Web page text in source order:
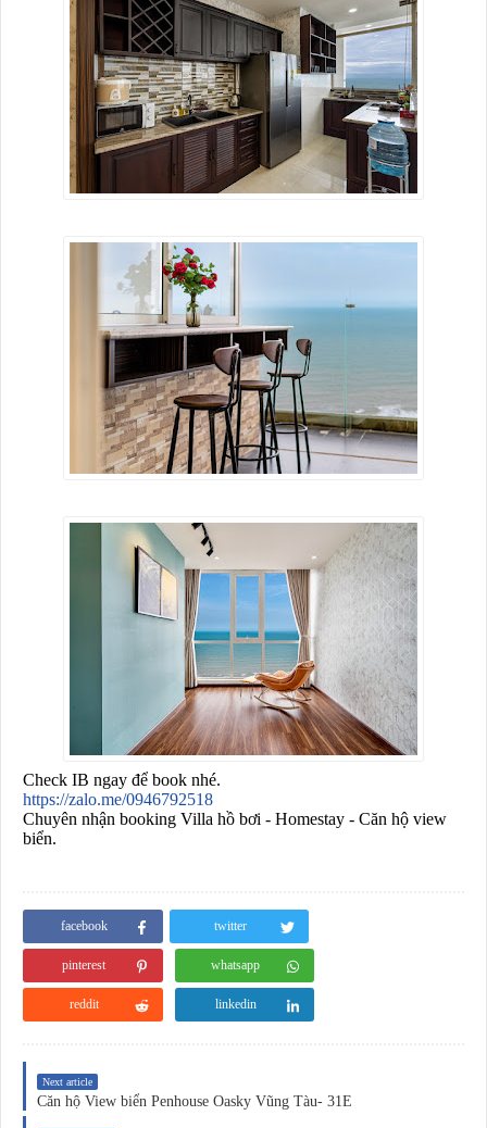
Check IB ngay để book nhé.
https://zalo.me/0946792518
Chuyên nhận booking Villa hồ bơi - Homestay - Căn hộ view
biển.
facebook twitter
pinterest whatsapp
reddit linkedin
Next article
Căn hộ View biển Penhouse Oasky Vũng Tàu- 31E